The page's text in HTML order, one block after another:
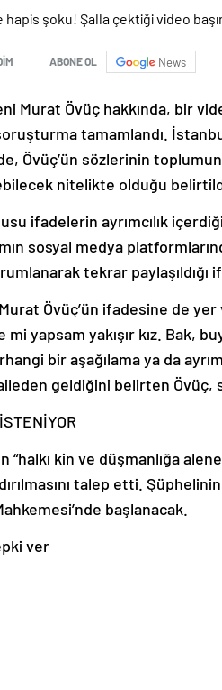
ABONE OL News
Murat Övüç hakkında, bir
tamamlandı.
Övüç’ün sözlerinin
nitelikte olduğu
ifadelerin ayrımcılık
sosyal medya
tekrar paylaşıldığı
Övüç’ün ifadesine de
mi yapsam yakışır kız. Bak,
bir aşağılama ya da
geldiğini belirten Övüç,
“halkı kin ve düşmanlığa
talep etti.
başlanacak.
ver